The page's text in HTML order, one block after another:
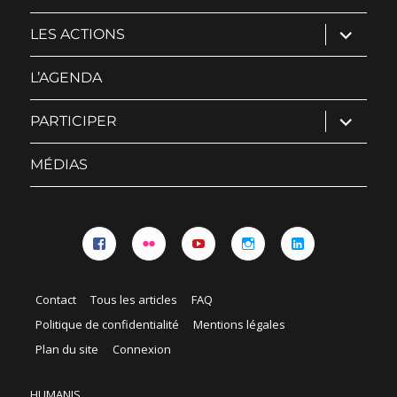
LES ACTIONS ouvrir
le
sous-
L’AGENDA
PARTICIPER ouvrir
le
sous-
MÉDIAS
Contact Tous les articles
FAQ
Politique de confidentialité
Mentions légales
Plan du site
Connexion